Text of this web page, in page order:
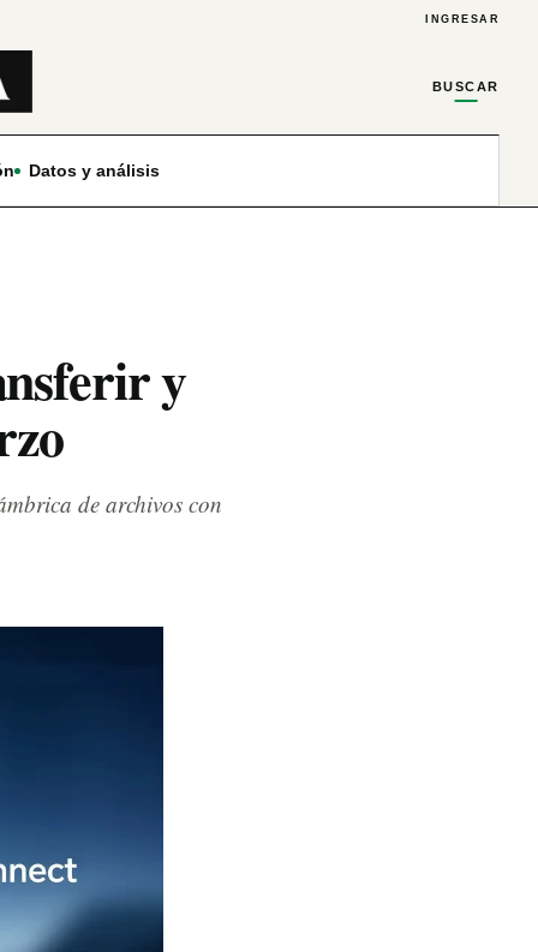
INGRESAR
BUSCAR
Datos y análisis
y
de archivos con